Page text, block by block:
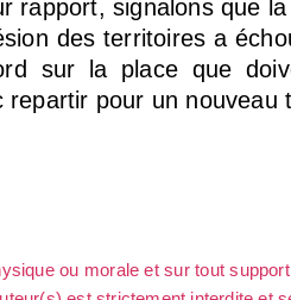
rapport, signalons que
des territoires a
sur la place que
pour un nouveau
ou morale et sur tout